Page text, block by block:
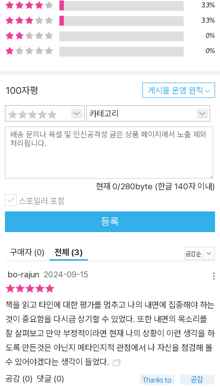
줄까? 걱정 중독에 빠진 엄마들을 위한 4단계 CALM 프로세스
세계적인 걱정 관리 전문가인 저자는 전 세계를 돌아다니며 매일
걱정만 하느라 행복하게 살 수 있는 인생의 기회를 놓치고 있는
사람들을 돕는다. 한번 생각해보자. 세상에서 가장 걱정을 많이
를 키워봤기에 엄마가 되는 일이 얼마나 힘든지 누구보다 잘 알고
있다. 자녀 양육의 매 단계에 찾아오는 과제를 해결하기 위해 아
무리 애를 써도 24시간 ‘불안이’가 머릿속을 뛰어다닌다. 이게 바
로 엄마의 삶이다. 하지만 걱정과 불안을 내면의 평화로 바꿔주는
방법이 있다! 저자는 걱정 중독에 빠진 엄마들이 본인의 감정을
nge)이다. 그다음으로는 통제할 수 있는 일을 통제하고(Act), 통
제할 수 없는 일은 놓아주는 일(Let go)이다. 마지막은 내 마음
의 주인이 되어 감정과 생각을 다스리는 일(Master)이다. 바로
CALM(평온한) 프로세스다. 이 4단계 프로세스는 엄마들이 부
는 영향을 낮추고, 어지러운 일터와 집을 오가며 느끼는 혼란 속
프로세스를 원래 본인을 위해 만들었다고 고백한다. 개인적 갈등
과 경험에서 시작된 프로세스는 부모 수천 명을 대상으로 테스트
를 거쳐 그 효과를 확실하게 검증했다. 엄마들이여, 지금도 잘하
고 있고 앞으로도 잘해낼 수 있다! 엄마의 마음이 평화로우면 자
녀들에게도 선물이 된다. 미국의 유명한 작가이자 육아 전문가인
L. R. 크노스트는 이렇게 썼다. “부모는 아이들이 거대한 감정에
압도당할 때 경험하는 혼돈에 같이 휘말리지 말고 도리어 아이에
게 평온함을 나눠주어야 한다.” 그런데 당장 우리가 가지고 있지
3.3%
3.3%
0%
0%
100자평 게시물 운영 원칙
카테고리
현재 0/280byte (한글 140자 이내)
스포일러 포함
등록
구매자 (0) 전체 (3)
bo-rajun 2024-09-15
책을 읽고 타인에 대한 평가를 멈추고 나의 내면에 집중해야 하는
것이 중요함을 다시금 상기할 수 있었다. 또한 내면의 목소리를
잘 살펴보고 만약 부정적이라면 현재 나의 상황이 이런 생각을 하
도록 만든것은 아닌지 메타인지적 관점에서 나 자신을 점검해 볼
수 있어야겠다는 생각이 들었다.
공감 (0) 댓글 (0)